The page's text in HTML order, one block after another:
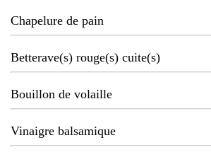
Chapelure de pain
Betterave(s) rouge(s) cuite(s)
Bouillon de volaille
Vinaigre balsamique